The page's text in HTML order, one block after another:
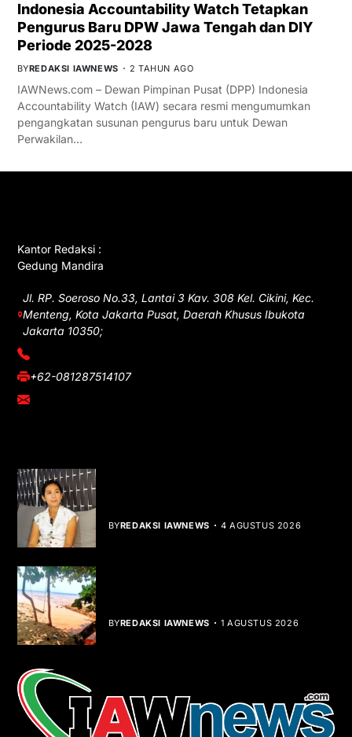
Indonesia Accountability Watch Tetapkan
Pengurus Baru DPW Jawa Tengah dan DIY
Periode 2025-2028
BYREDAKSI IAWNEWS 2 TAHUN AGO
IAWNews.com – Dewan Pimpinan Pusat (DPP) Indonesia
Accountability Watch (IAW) secara resmi mengumumkan
pengangkatan susunan pengurus baru untuk Dewan
Perwakilan…
Kantor Redaksi :
Gedung Mandira
Jl. RP. Soeroso No.33, Lantai 3 Kav. 308 Kel. Cikini, Kec.
Menteng, Kota Jakarta Pusat, Daerah Khusus Ibukota
Jakarta 10350;
(021) 3908026
+62-081287514107
adm@iawnews.com
BYREDAKSI IAWNEWS 4 AGUSTUS 2026
BYREDAKSI IAWNEWS 1 AGUSTUS 2026